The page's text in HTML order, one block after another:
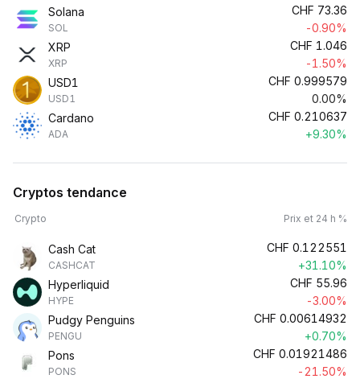
Solana
SOL
CHF 73.36
-0.90%
XRP
XRP
CHF 1.046
-1.50%
USD1
USD1
CHF 0.999579
0.00%
Cardano
ADA
CHF 0.210637
+9.30%
Cryptos tendance
Crypto Prix et 24 h %
Cash Cat
CASHCAT
CHF 0.122551
+31.10%
Hyperliquid
HYPE
CHF 55.96
-3.00%
Pudgy Penguins
PENGU
CHF 0.00614932
+0.70%
Pons
PONS
CHF 0.01921486
-21.50%